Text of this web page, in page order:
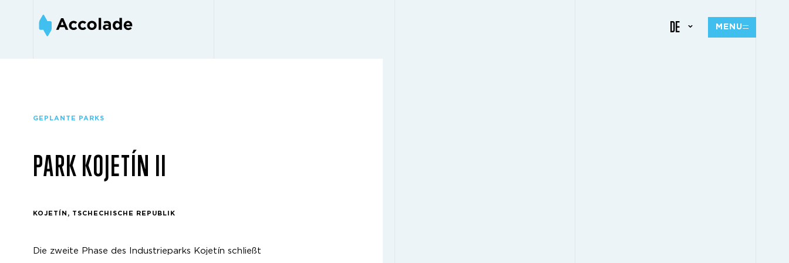
DE MENU
GEPLANTE PARKS
PARK KOJETÍN II
KOJETÍN, TSCHECHISCHE REPUBLIK
Die zweite Phase des Industrieparks Kojetín schließt